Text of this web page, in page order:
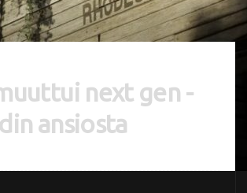
next gen -
ansiosta